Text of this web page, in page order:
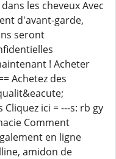
les cheveux Avec
d'avant-garde,
seront
! Acheter
Achetez des
ici = ---s: rb gy
Comment
en ligne
amidon de